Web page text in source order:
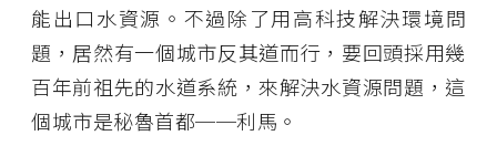
能出口水資源。不過除了用高科技解決環境問
題，居然有一個城市反其道而行，要回頭採用幾
百年前祖先的水道系統，來解決水資源問題，這
個城市是秘魯首都──利馬。